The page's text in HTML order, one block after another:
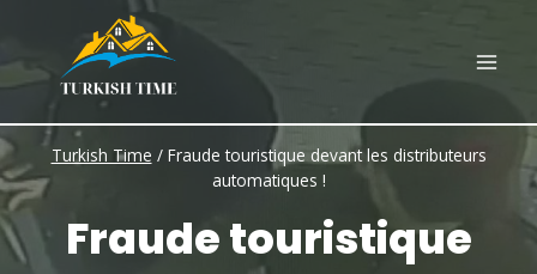
content
Turkish Time / Fraude touristique devant les distributeurs
automatiques !
Fraude touristique